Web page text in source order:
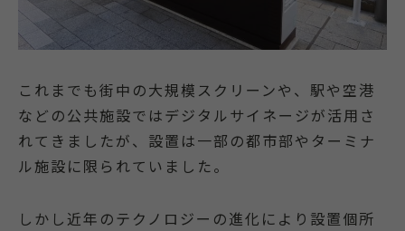
これまでも街中の大規模スクリーンや、駅や空港
などの公共施設ではデジタルサイネージが活用さ
れてきましたが、設置は一部の都市部やターミナ
ル施設に限られていました。
しかし近年のテクノロジーの進化により設置個所